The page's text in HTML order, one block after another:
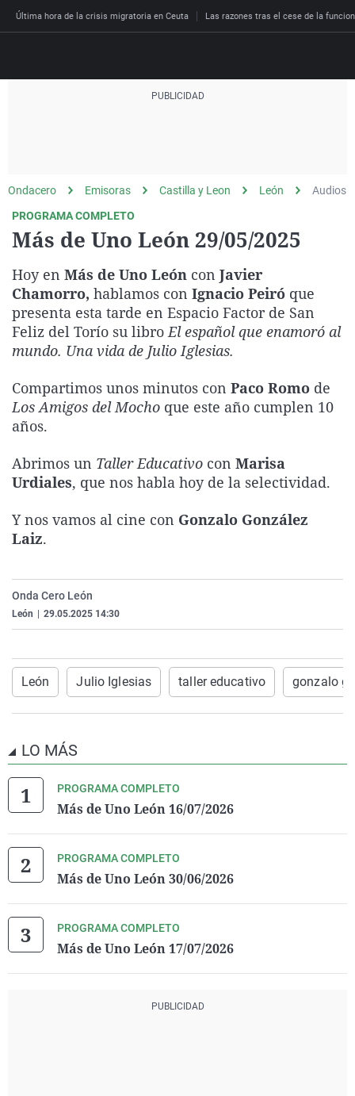
Última hora de la crisis migratoria en Ceuta Las razones tras el cese de la
Julia en la onda
Radioestadio
Radioestadio noche
El colegio invisible
Gente viajera
Expedientes del más
Invisibles
Prohibido morirse
Esto no ha pasado
Retornados
Baleares
Cataluña
Comunidad de Madrid
Comunitat Valenciana
Galicia
País Vasco
Economía
Deportes
Tenis
El tiempo
Más noticias
Salud
Ciencia y Tecnología
Gastronomía
Medio ambiente
Televisión
Ondacero Emisoras Castilla y Leon León
Audios
PROGRAMA COMPLETO
Más de Uno León 29/05/2025
Hoy en Más de Uno León con Javier
Chamorro, hablamos con Ignacio Peiró que
presenta esta tarde en Espacio Factor de San
Feliz del Torío su libroEl español que enamoró al
mundo. Una vida de Julio Iglesias.
Compartimos unos minutos con Paco Romo de
Los Amigos del Mocho que este año cumplen 10
años.
Abrimos un Taller Educativo con Marisa
Urdiales, que nos habla hoy de la selectividad.
Y nos vamos al cine con Gonzalo González
Laiz.
Onda Cero León
León 29.05.2025 14:30
León Julio Iglesias taller educativo gonzalo
LO MÁS
PROGRAMA COMPLETO
Más de Uno León 16/07/2026
PROGRAMA COMPLETO
Más de Uno León 30/06/2026
PROGRAMA COMPLETO
Más de Uno León 17/07/2026